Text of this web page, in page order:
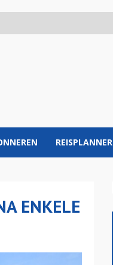
REISPLANNER
ENKELE